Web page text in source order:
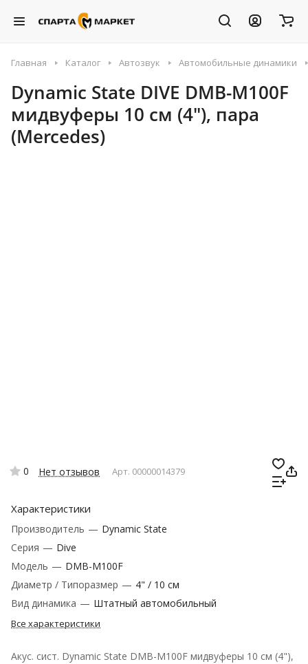
Главная Каталог Автозвук Автомобильные динамики
Dynamic State DIVE DMB-M100F
мидвуферы 10 см (4"), пара
(Mercedes)
0 Нет отзывов Арт. 00000014379
Характеристики
Производитель — Dynamic State
Серия — Dive
Модель — DMB-M100F
Диаметр / Типоразмер — 4" / 10 см
Вид динамика — Штатный автомобильный
Все характеристики
Акус. сист. Dynamic State DMB-M100F мидвуферы 10 см (4"),